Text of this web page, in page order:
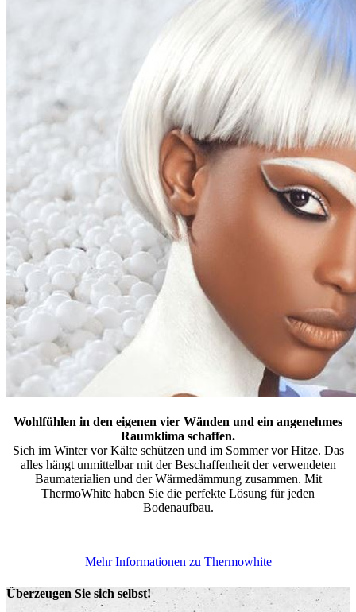
Wohlfühlen in den eigenen vier Wänden und ein angenehmes
Raumklima schaffen.
Sich im Winter vor Kälte schützen und im Sommer vor Hitze. Das
alles hängt unmittelbar mit der Beschaffenheit der verwendeten
Baumaterialien und der Wärmedämmung zusammen. Mit
ThermoWhite haben Sie die perfekte Lösung für jeden
Bodenaufbau.
Mehr Informationen zu Thermowhite
Überzeugen Sie sich selbst!